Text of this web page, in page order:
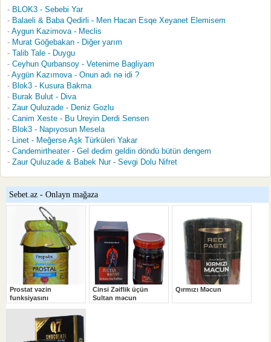
BLOK3 - Sebebi Yar
Balaeli & Baba Qedirli - Men Hacan Esqe Xeyanet Elemisem
Aygun Kazimova - Meclis
Murat Göğebakan - Diğer yarım
Talib Tale - Duygu
Ceyhun Qurbansoy - Vetenime Bagliyam
Aygün Kazımova - Onun adı nə idi ?
Blok3 - Kusura Bakma
Burak Bulut - Diva
Zaur Quluzade - Deniz Gozlu
Canim Xeste - Bu Ureyin Derdi Sensen
Blok3 - Napıyosun Mesela
Linet - Meğerse Aşk Türküleri Yakar
Candemirtheater - Gel dedim geldin döndü bütün dengem
Zaur Quluzade & Babek Nur - Sevgi Dolu Nifret